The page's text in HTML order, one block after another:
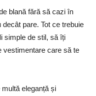
blană fără să cazi în
pare. Tot ce trebuie
simple de stil, să îți
vestimentare care să te
eleganță și